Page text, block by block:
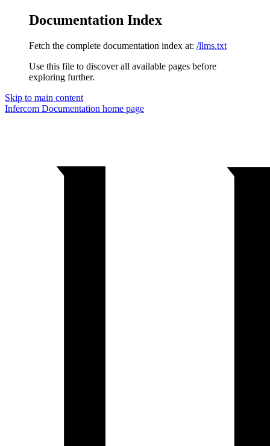
Documentation Index
Fetch the complete documentation index at: /llms.txt
Use this file to discover all available pages before
exploring further.
Skip to main content
Infercom Documentation home page